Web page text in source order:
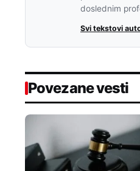
doslednim
Svi tekstovi
Povezane vesti